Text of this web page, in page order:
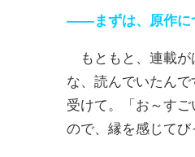
――まずは、原作に
もともと、連載が
な、読んでいたん
受けて。「お～す
ので、縁を感じてび